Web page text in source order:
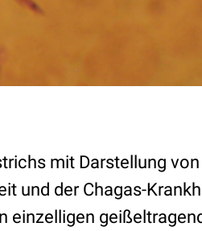
mit Darstellung
und der Chagas-
einzelligen